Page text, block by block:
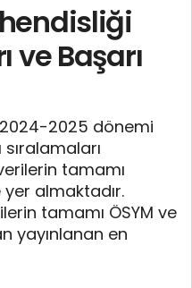
ve Başarı
2025 dönemi
tamamı
almaktadır.
tamamı ÖSYM ve
yayınlanan en